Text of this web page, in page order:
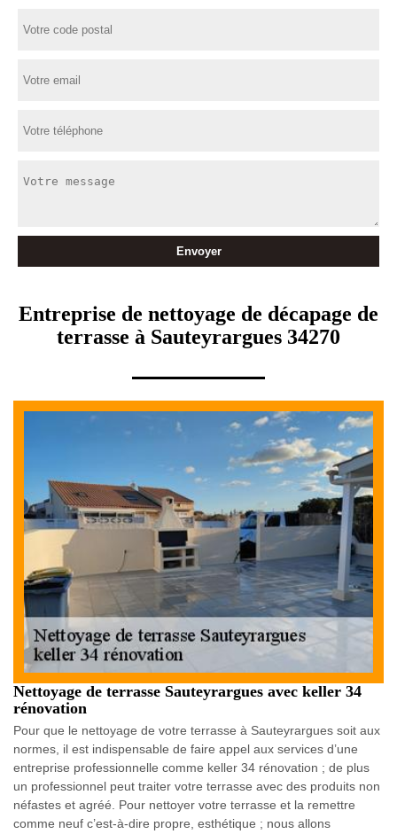
Entreprise de nettoyage de décapage de
terrasse à Sauteyrargues 34270
Nettoyage de terrasse Sauteyrargues avec keller 34
rénovation
Pour que le nettoyage de votre terrasse à Sauteyrargues soit aux
normes, il est indispensable de faire appel aux services d’une
entreprise professionnelle comme keller 34 rénovation ; de plus
un professionnel peut traiter votre terrasse avec des produits non
néfastes et agréé. Pour nettoyer votre terrasse et la remettre
comme neuf c’est-à-dire propre, esthétique ; nous allons